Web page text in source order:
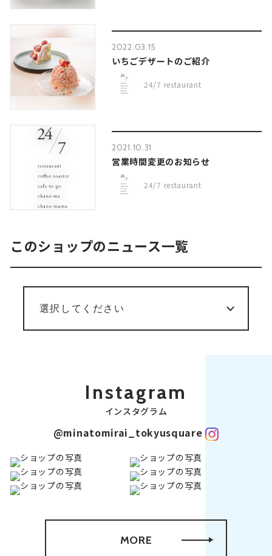
2022.03.15
いちごデザートのご紹介
24/7 restaurant
2021.10.31
営業時間変更のお知らせ
24/7 restaurant
このショップのニュース一覧
Instagram
インスタグラム
@minatomirai_tokyusquare
MORE